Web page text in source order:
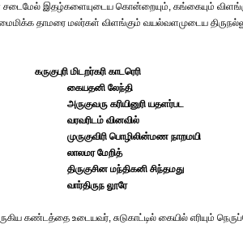
சடைமேல் இதழ்களையுடைய கொன்றையும், கங்கையும்
தாமரை மலர்கள் விளங்கும் வயல்வளமுடைய
கருகுபுரி மிடறர்கரி காடரெரி
கையதனி லேந்தி
அருகுவரு கரியினுரி யதளர்பட
வரவரிடம் வினவில்
முருகுவிரி பொழிலின்மண நாறமயி
லாலமர மேறித்
திருகுசின மந்திகனி சிந்தமது
வார்திருந லூரே
கண்டத்தை உடையவர், சுடுகாட்டில் கையில் எரியும்